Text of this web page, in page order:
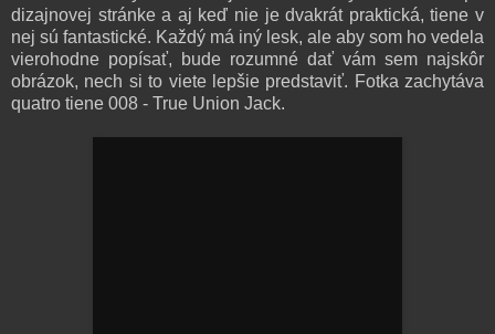
dizajnovej stránke a aj keď nie je dvakrát praktická, tiene v
nej sú fantastické. Každý má iný lesk, ale aby som ho vedela
vierohodne popísať, bude rozumné dať vám sem najskôr
obrázok, nech si to viete lepšie predstaviť. Fotka zachytáva
quatro tiene 008 - True Union Jack.